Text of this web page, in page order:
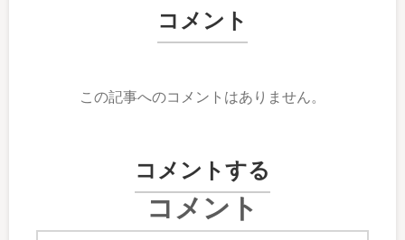
コメント
この記事へのコメントはありません。
コメントする
コメント